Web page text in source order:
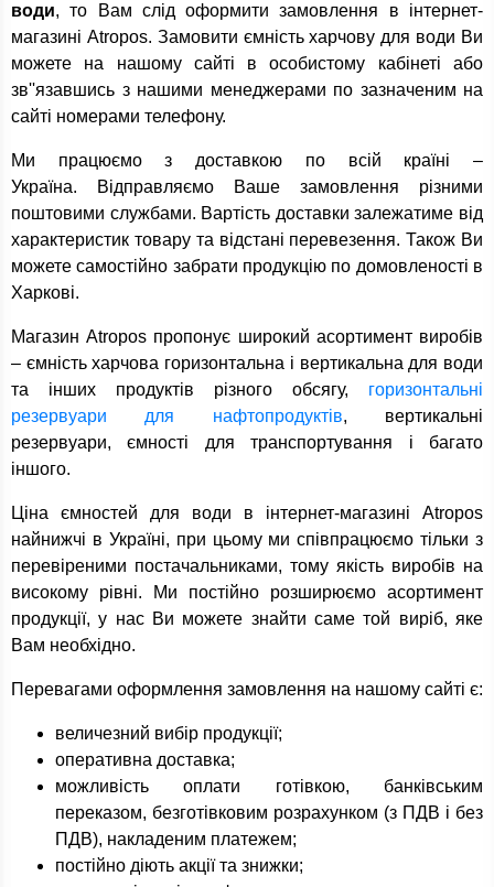
води, то Вам слід оформити замовлення в інтернет-
магазині Atropos. Замовити ємність харчову для води Ви
можете на нашому сайті в особистому кабінеті або
зв''язавшись з нашими менеджерами по зазначеним на
сайті номерами телефону.
Ми працюємо з доставкою по всій країні –
Україна. Відправляємо Ваше замовлення різними
поштовими службами. Вартість доставки залежатиме від
характеристик товару та відстані перевезення. Також Ви
можете самостійно забрати продукцію по домовленості в
Харкові.
Магазин Atropos пропонує широкий асортимент виробів
– ємність харчова горизонтальна і вертикальна для води
та інших продуктів різного обсягу, горизонтальні
резервуари для нафтопродуктів, вертикальні
резервуари, ємності для транспортування і багато
іншого.
Ціна ємностей для води в інтернет-магазині Atropos
найнижчі в Україні, при цьому ми співпрацюємо тільки з
перевіреними постачальниками, тому якість виробів на
високому рівні. Ми постійно розширюємо асортимент
продукції, у нас Ви можете знайти саме той виріб, яке
Вам необхідно.
Перевагами оформлення замовлення на нашому сайті є:
величезний вибір продукції;
оперативна доставка;
можливість оплати готівкою, банківським
переказом, безготівковим розрахунком (з ПДВ і без
ПДВ), накладеним платежем;
постійно діють акції та знижки;